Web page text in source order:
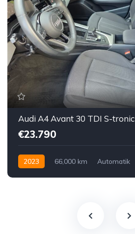
Audi A4 Avant 30 TDI S-tronic
€23.790
2023 66,000 km
Automatik